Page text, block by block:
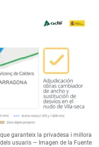
garanteix la privadesa i millora
usuaris — Imagen de la Fuente